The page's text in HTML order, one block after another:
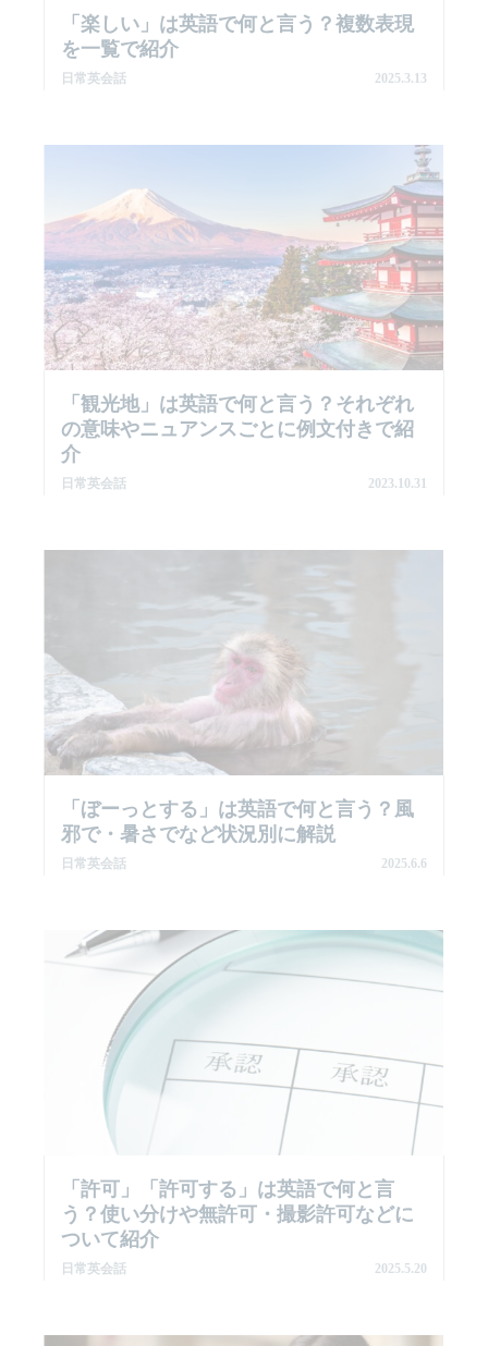
「楽しい」は英語で何と言う？複数表現
を一覧で紹介
日常英会話 2025.3.13
「観光地」は英語で何と言う？それぞれ
の意味やニュアンスごとに例文付きで紹
介
日常英会話 2023.10.31
「ぼーっとする」は英語で何と言う？風
邪で・暑さでなど状況別に解説
日常英会話 2025.6.6
「許可」「許可する」は英語で何と言
う？使い分けや無許可・撮影許可などに
ついて紹介
日常英会話 2025.5.20